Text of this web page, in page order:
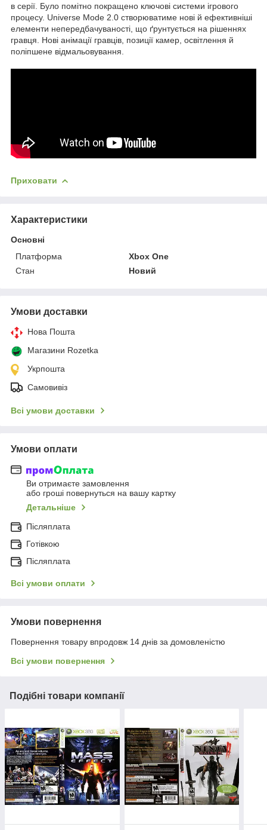
в серії. Було помітно покращено ключові системи ігрового
процесу. Universe Mode 2.0 створюватиме нові й ефективніші
елементи непередбачуваності, що ґрунтується на рішеннях
гравця. Нові анімації гравців, позиції камер, освітлення й
поліпшене відмальовування.
Приховати
Характеристики
Основні
Платформа
Xbox One
Стан
Новий
Умови доставки
Нова Пошта
Магазини Rozetka
Укрпошта
Самовивіз
Всі умови доставки
Умови оплати
Ви отримаєте замовлення
або гроші повернуться на вашу картку
Детальніше
Післяплата
Готівкою
Післяплата
Всі умови оплати
Умови повернення
Повернення товару впродовж 14 днів за домовленістю
Всі умови повернення
Подібні товари компанії